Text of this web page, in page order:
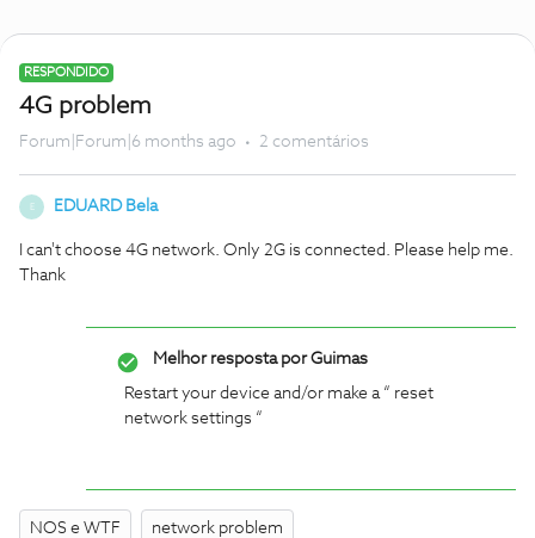
RESPONDIDO
4G problem
Forum|Forum|6 months ago 2 comentários
E EDUARD Bela
I can't choose 4G network. Only 2G is connected. Please help me.
Thank
Melhor resposta porGuimas
Restart your device and/or make a “ reset
network settings “
NOS e WTF network problem